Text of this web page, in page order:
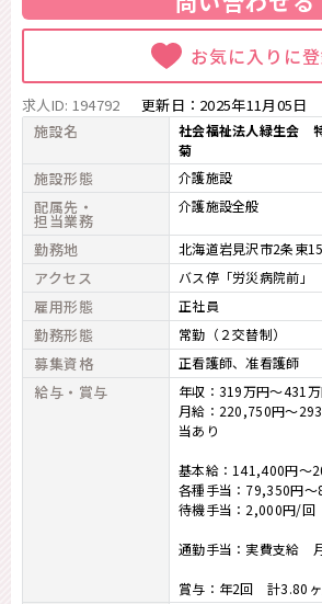
お気に入りに
求人ID: 194792 更新日： 2025年11月05日
施設名
社会福祉法人緑生会
菊
施設形態 介護施設
配属先・
担当業務
介護施設全般
勤務地 北海道岩見沢市2条東
アクセス バス停「労災病院前」
雇用形態 正社員
勤務形態 常勤（２交替制）
募集資格 正看護師 准看護師
給与・賞与
年収：319万円～431
月給：220,750円～
当あり
基本給：141,400円～
各種手当：79,350円
待機手当：2,000円/回
通勤手当：実費支給
賞与：年2回 計3.80ヶ